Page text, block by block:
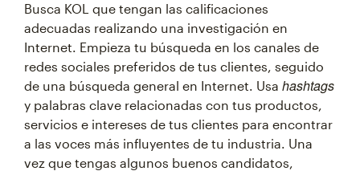
Busca KOL que tengan las calificaciones
adecuadas realizando una investigación en
Internet. Empieza tu búsqueda en los canales de
redes sociales preferidos de tus clientes, seguido
de una búsqueda general en Internet. Usa hashtags
y palabras clave relacionadas con tus productos,
servicios e intereses de tus clientes para encontrar
a las voces más influyentes de tu industria. Una
vez que tengas algunos buenos candidatos,